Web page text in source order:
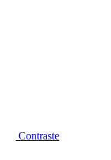
Contraste